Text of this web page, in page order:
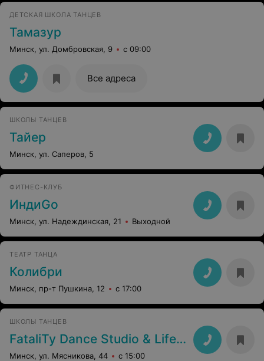
ДЕТСКАЯ ШКОЛА ТАНЦЕВ
Тамазур
Минск, ул. Домбровская, 9 с 09:00
Все адреса
ШКОЛЫ ТАНЦЕВ
Тайер
Минск, ул. Саперов, 5
ФИТНЕС-КЛУБ
ИндиGo
Минск, ул. Надеждинская, 21 Выходной
ТЕАТР ТАНЦА
Колибри
Минск, пр-т Пушкина, 12 с 17:00
ШКОЛЫ ТАНЦЕВ
FataliTy Dance Studio & Life 4 Dance
Минск, ул. Мясникова, 44 с 15:00